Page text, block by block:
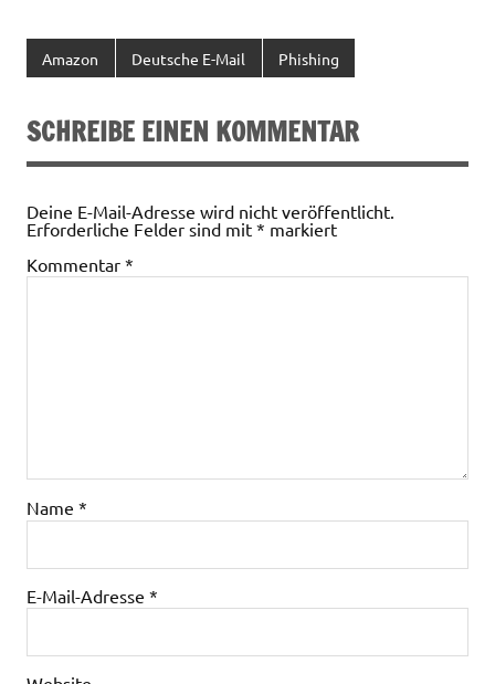
Amazon Deutsche E-Mail Phishing
SCHREIBE EINEN KOMMENTAR
Deine E-Mail-Adresse wird nicht veröffentlicht.
Erforderliche Felder sind mit * markiert
Kommentar *
Name *
E-Mail-Adresse *